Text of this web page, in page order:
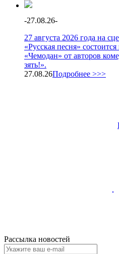
-27.08.26-
27 августа 2026 года на
«Русская песня»
«Чемодан» от авторов
зять!».
27.08.26Подробнее >>>
Рассылка новостей